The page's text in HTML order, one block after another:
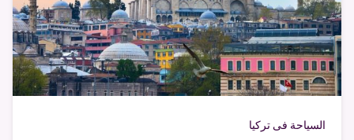
السياحة فى تركيا